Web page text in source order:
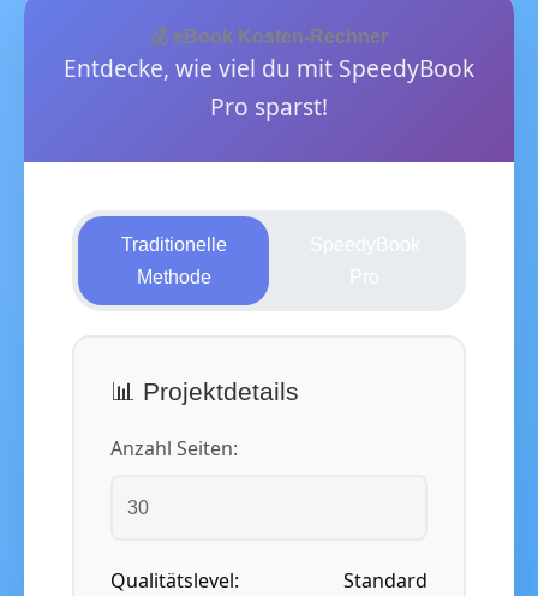
💰 eBook Kosten-Rechner
Entdecke, wie viel du mit SpeedyBook
Pro sparst!
Traditionelle
Methode
📊 Projektdetails
Anzahl Seiten:
Qualitätslevel: Standard